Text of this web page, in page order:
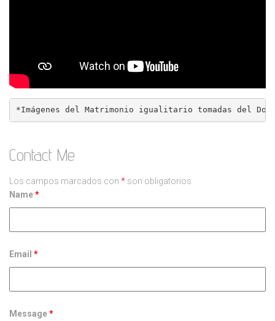
*Imágenes del Matrimonio igualitario tomadas del
Contact Me
Los campos marcados con * son obligatorios
Name*
Email *
Message*